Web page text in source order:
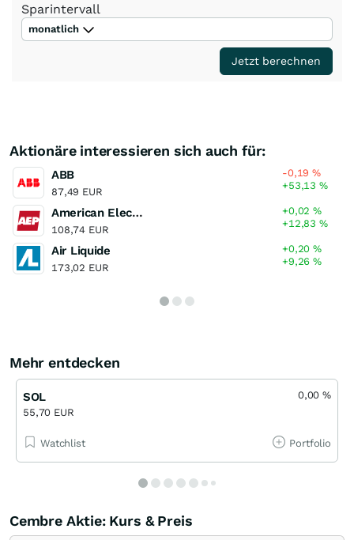
Sparintervall
monatlich
Jetzt berechnen
Aktionäre interessieren sich auch für:
ABB
87,49 EUR
-0,19%
+53,13%
American Electric Power
108,74 EUR
+0,02%
+12,83%
Air Liquide
173,02 EUR
+0,20%
+9,26%
Mehr entdecken
SOL
55,70 EUR
0,00%
Watchlist Portfolio
Cembre Aktie: Kurs & Preis